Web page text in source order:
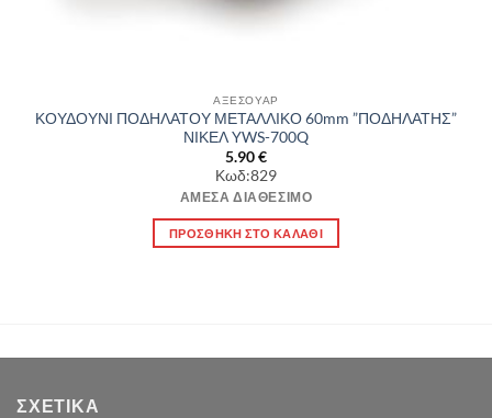
ΑΞΕΣΟΥΑΡ
ΚΟΥΔΟΥΝΙ ΠΟΔΗΛΑΤΟΥ ΜΕΤΑΛΛΙΚΟ 60mm ”ΠΟΔΗΛΑΤΗΣ”
ΝΙΚΕΛ YWS-700Q
5.90€
Κωδ:829
ΆΜΕΣΑ ΔΙΑΘΈΣΙΜΟ
ΠΡΟΣΘΉΚΗ ΣΤΟ ΚΑΛΆΘΙ
ΣΧΕΤΙΚΆ